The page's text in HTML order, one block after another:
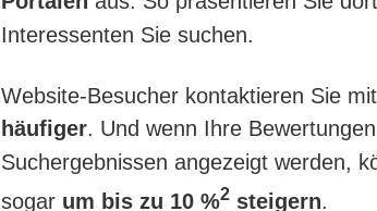
Interessenten Sie suchen.
Website-Besucher kontaktieren Sie
häufiger. Und wenn Ihre
Suchergebnissen angezeigt werden,
sogar um bis zu 10 %2 steigern.